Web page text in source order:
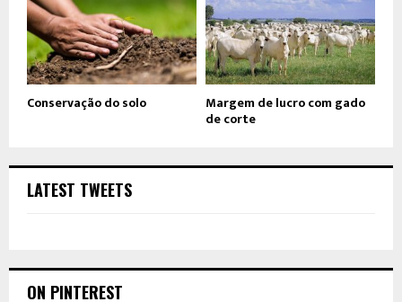
Conservação do solo Margem de lucro com gado
de corte
LATEST TWEETS
ON PINTEREST